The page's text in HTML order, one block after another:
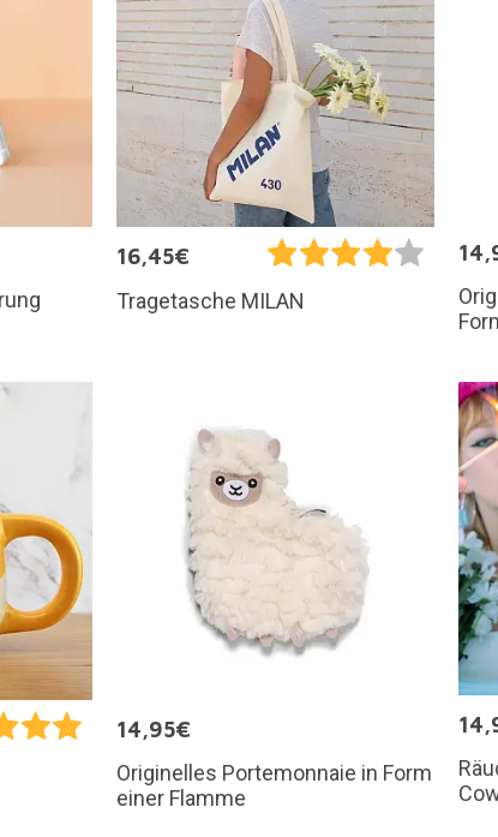
16,45€
Tragetasche MILAN
14,95€
Originelles Portemonnaie in Form
einer Flamme